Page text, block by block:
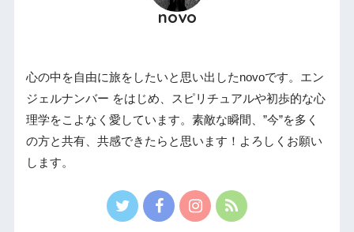
novo
心の中を自由に旅をしたいと思い出したnovoです。エン
ジェルナンバー をはじめ、スピリチュアルや初歩的な心
理学をこよなく愛しています。素敵な瞬間、”今”を多く
の方と共有、共感できたらと思います！よろしくお願い
します。